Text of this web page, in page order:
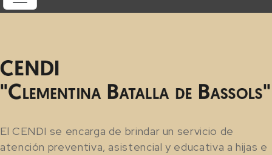
El CENDI se encarga de brindar un servicio de
atención preventiva, asistencial y educativa a hijas e